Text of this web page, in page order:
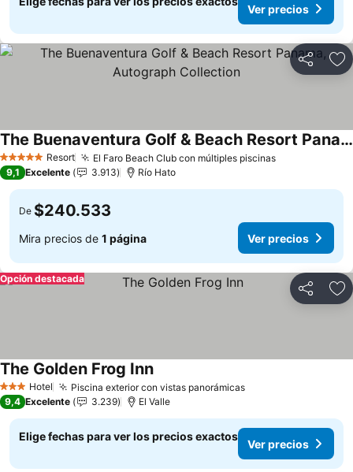
Ver precios
Compartir
5 Estrellas Resort El Faro Beach Club con múltiples piscinasVer precios
The Buenaventura Golf & Beach Resort Panama, Autograph Collection
Ver precios
9,1 Excelente 3.913 Río Hato
De $240.533
Mira precios de 1 página Ver precios
Compartir
Opción destacada
3 Estrellas
Hotel Piscina exterior con vistas panorámicasVer precios
The Golden Frog InnVer precios
9,4 Excelente 3.239 El Valle
Elige fechas para ver los precios exactos
Ver precios